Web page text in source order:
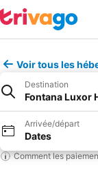
Voir tous les
Destination
Fontana Luxor
Arrivée/départ
Dates
Comment les